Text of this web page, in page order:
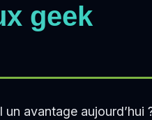
geek
avantage aujourd’hui